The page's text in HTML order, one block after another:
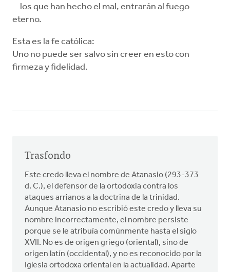
los que han hecho el mal, entrarán al fuego
eterno.
Esta es la fe católica:
Uno no puede ser salvo sin creer en esto con
firmeza y fidelidad.
Trasfondo
Este credo lleva el nombre de Atanasio (293-373
d. C.), el defensor de la ortodoxia contra los
ataques arrianos a la doctrina de la trinidad.
Aunque Atanasio no escribió este credo y lleva su
nombre incorrectamente, el nombre persiste
porque se le atribuía comúnmente hasta el siglo
XVII. No es de origen griego (oriental), sino de
origen latín (occidental), y no es reconocido por la
Iglesia ortodoxa oriental en la actualidad. Aparte